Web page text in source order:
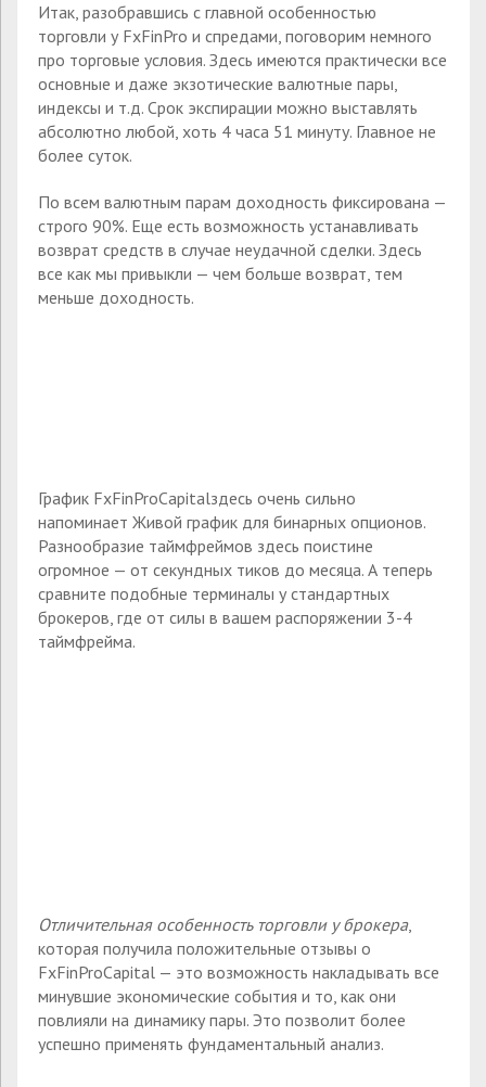
Итак, разобравшись с главной особенностью
торговли у FxFinPro и спредами, поговорим немного
про торговые условия. Здесь имеются практически все
основные и даже экзотические валютные пары,
индексы и т.д. Срок экспирации можно выставлять
абсолютно любой, хоть 4 часа 51 минуту. Главное не
более суток.
По всем валютным парам доходность фиксирована —
строго 90%. Еще есть возможность устанавливать
возврат средств в случае неудачной сделки. Здесь
все как мы привыкли — чем больше возврат, тем
меньше доходность.
График FxFinProCapitalздесь очень сильно
напоминает Живой график для бинарных опционов.
Разнообразие таймфреймов здесь поистине
огромное — от секундных тиков до месяца. А теперь
сравните подобные терминалы у стандартных
брокеров, где от силы в вашем распоряжении 3-4
таймфрейма.
Отличительная особенность торговли у брокера,
которая получила положительные отзывы о
FxFinProCapital — это возможность накладывать все
минувшие экономические события и то, как они
повлияли на динамику пары. Это позволит более
успешно применять фундаментальный анализ.